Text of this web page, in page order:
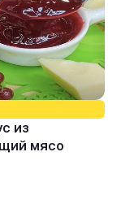
из
мясо